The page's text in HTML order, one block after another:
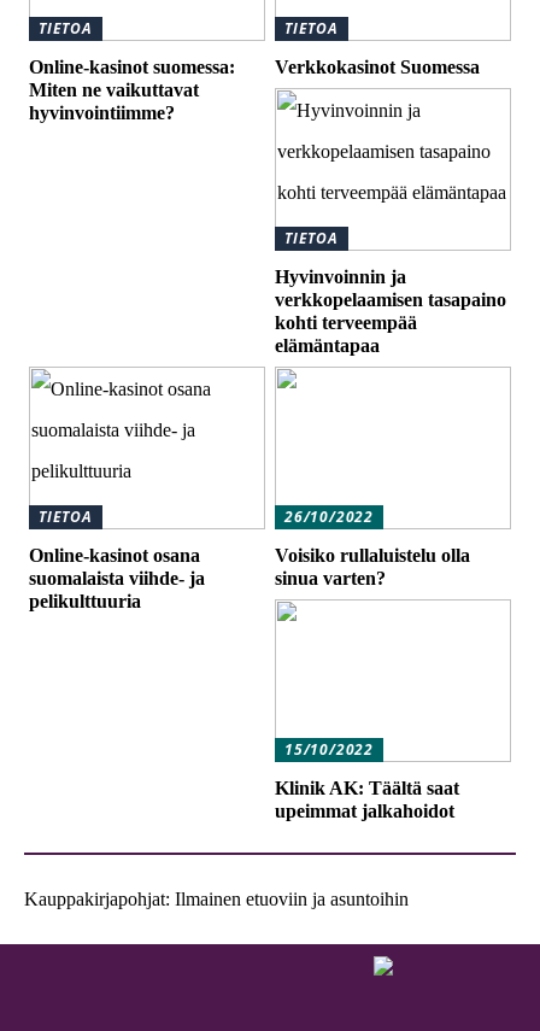
TIETOA
Online-kasinot suomessa:
Miten ne vaikuttavat
hyvinvointiimme?
TIETOA
Verkkokasinot Suomessa
TIETOA
Hyvinvoinnin ja
verkkopelaamisen tasapaino
kohti terveempää
elämäntapaa
TIETOA
Online-kasinot osana
suomalaista viihde- ja
pelikulttuuria
26/10/2022
Voisiko rullaluistelu olla
sinua varten?
15/10/2022
Klinik AK: Täältä saat
upeimmat jalkahoidot
Kauppakirjapohjat: Ilmainen etuoviin ja asuntoihin